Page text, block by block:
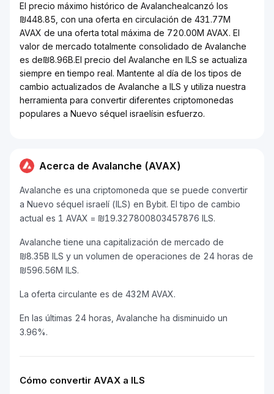
El precio máximo histórico de Avalanchealcanzó los
₪448.85, con una oferta en circulación de 431.77M
AVAX de una oferta total máxima de 720.00M AVAX. El
valor de mercado totalmente consolidado de Avalanche
es de₪8.96B.El precio del Avalanche en ILS se actualiza
siempre en tiempo real. Mantente al día de los tipos de
cambio actualizados de Avalanche a ILS y utiliza nuestra
herramienta para convertir diferentes criptomonedas
populares a Nuevo séquel israelísin esfuerzo.
Acerca de Avalanche (AVAX)
Avalanche es una criptomoneda que se puede convertir
a Nuevo séquel israelí (ILS) en Bybit. El tipo de cambio
actual es 1 AVAX = ₪19.327800803457876 ILS.
Avalanche tiene una capitalización de mercado de
₪8.35B ILS y un volumen de operaciones de 24 horas de
₪596.56M ILS.
La oferta circulante es de 432M AVAX.
En las últimas 24 horas, Avalanche ha disminuido un
3.96%.
Cómo convertir AVAX a ILS